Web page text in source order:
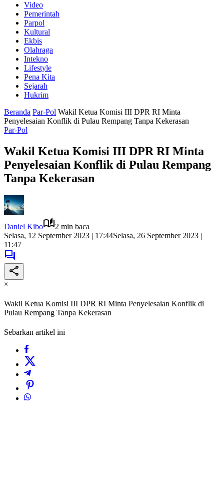
Video
Pemerintah
Parpol
Kultural
Ekbis
Olahraga
Intekno
Lifestyle
Pena Kita
Sejarah
Hukrim
Beranda Par-Pol Wakil Ketua Komisi III DPR RI Minta
Penyelesaian Konflik di Pulau Rempang Tanpa Kekerasan
Par-Pol
Wakil Ketua Komisi III DPR RI Minta
Penyelesaian Konflik di Pulau Rempang
Tanpa Kekerasan
Daniel Kibo
2 min baca
Selasa, 12 September 2023 | 17:44Selasa, 26 September 2023 |
11:47
×
Wakil Ketua Komisi III DPR RI Minta Penyelesaian Konflik di
Pulau Rempang Tanpa Kekerasan
Sebarkan artikel ini